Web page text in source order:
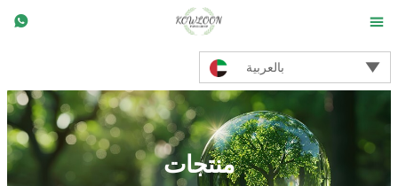
 
بالعربية 
منتجات